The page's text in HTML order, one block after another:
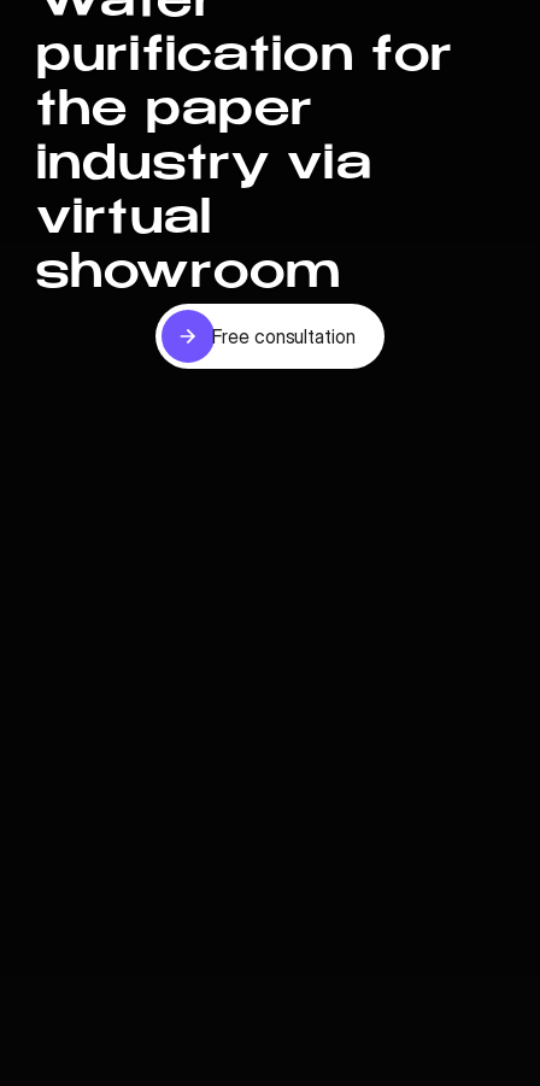
purification for
the paper
industry via
virtual
showroom
Free consultation